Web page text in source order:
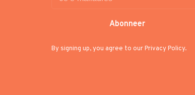
Abonneer
By signing up, you agree to our Privacy Policy.